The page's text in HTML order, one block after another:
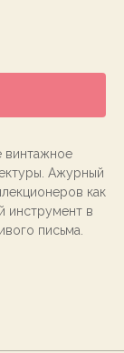
винтажное
Ажурный
как
инструмент в
письма.